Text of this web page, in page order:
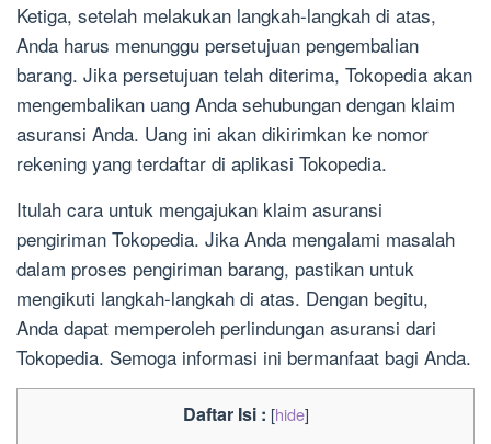
Ketiga, setelah melakukan langkah-langkah di atas,
Anda harus menunggu persetujuan pengembalian
barang. Jika persetujuan telah diterima, Tokopedia akan
mengembalikan uang Anda sehubungan dengan klaim
asuransi Anda. Uang ini akan dikirimkan ke nomor
rekening yang terdaftar di aplikasi Tokopedia.
Itulah cara untuk mengajukan klaim asuransi
pengiriman Tokopedia. Jika Anda mengalami masalah
dalam proses pengiriman barang, pastikan untuk
mengikuti langkah-langkah di atas. Dengan begitu,
Anda dapat memperoleh perlindungan asuransi dari
Tokopedia. Semoga informasi ini bermanfaat bagi Anda.
Daftar Isi : [hide]